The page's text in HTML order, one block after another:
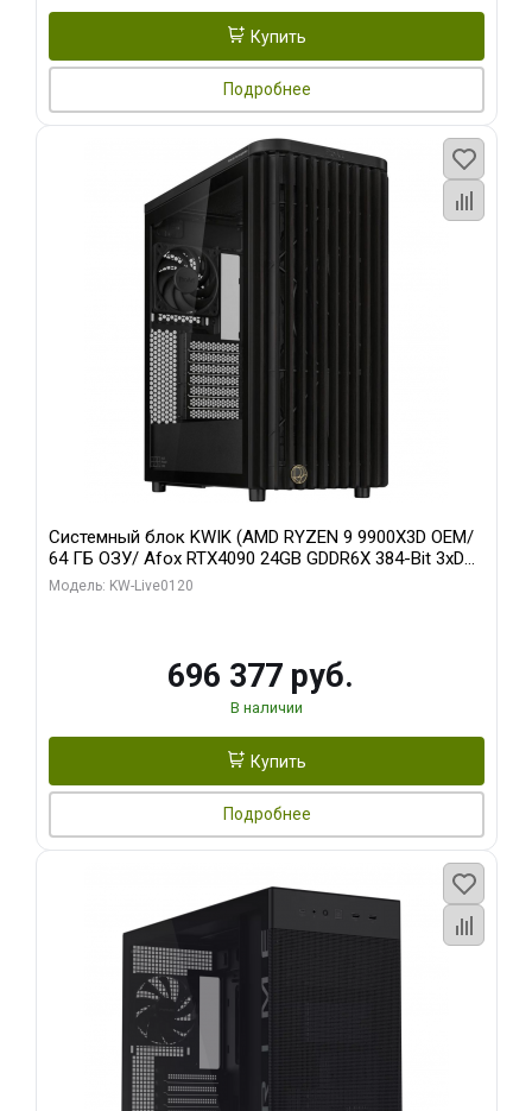
Купить
Подробнее
Системный блок KWIK (AMD RYZEN 9 9900X3D OEM/
64 ГБ ОЗУ/ Afox RTX4090 24GB GDDR6X 384-Bit 3xDP
HDMI ATX Turbo/ 1 ТБ SSD)
Модель: KW-Live0120
696 377 руб.
В наличии
Купить
Подробнее